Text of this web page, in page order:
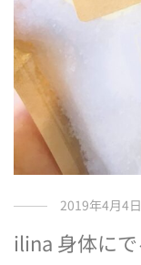
2019年4月4日
ilina 身体に